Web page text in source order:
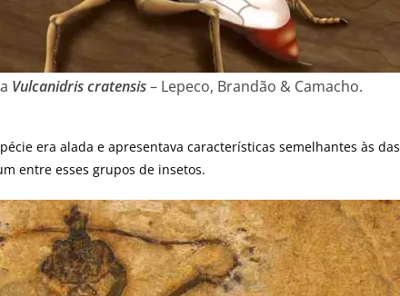
Vulcanidris cratensis– Lepeco, Brandão & Camacho.
era alada e apresentava características semelhantes às das
entre esses grupos de insetos.​